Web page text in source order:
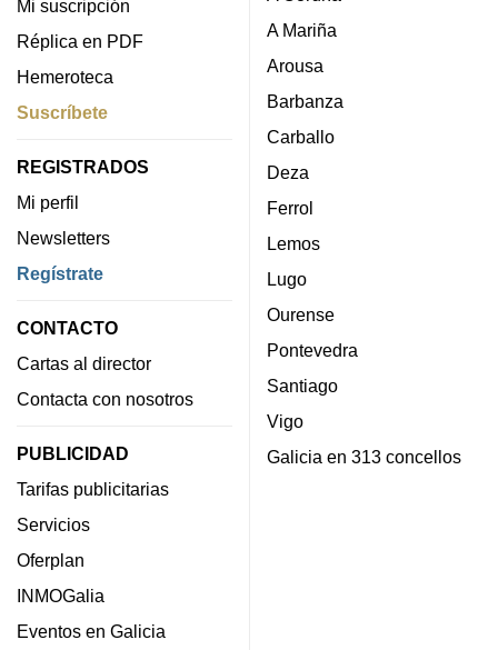
Mi suscripción
Réplica en PDF
Hemeroteca
Suscríbete
REGISTRADOS
Mi perfil
Newsletters
Regístrate
CONTACTO
Cartas al director
Contacta con nosotros
PUBLICIDAD
Tarifas publicitarias
Servicios
Oferplan
INMOGalia
Eventos en Galicia
A Mariña
Arousa
Barbanza
Carballo
Deza
Ferrol
Lemos
Lugo
Ourense
Pontevedra
Santiago
Vigo
Galicia en 313 concellos